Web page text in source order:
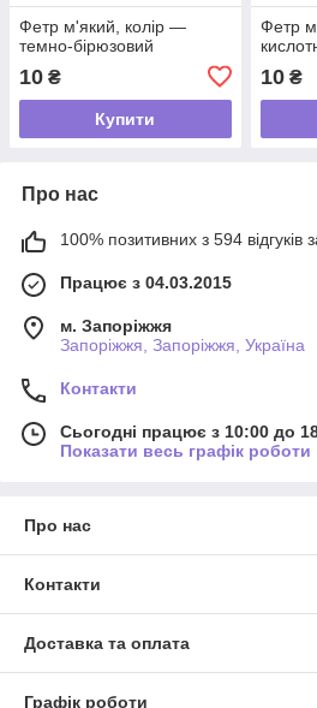
Фетр м'який, колір —
темно-бірюзовий
10 ₴
Купити
Фетр
10₴
Про нас
100% позитивних з 594 відгуків
Працює з 04.03.2015
м. Запоріжжя
Запоріжжя, Запоріжжя, Україна
Контакти
Сьогодні працює з 10:00 до
Показати весь графік роботи
Про нас
Контакти
Доставка та оплата
Графік роботи